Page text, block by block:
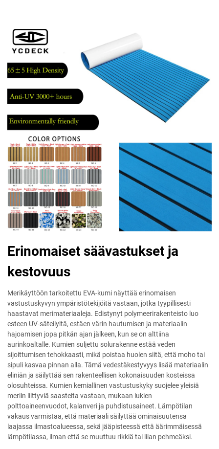
Erinomaiset säävastukset ja
kestovuus
Merikäyttöön tarkoitettu EVA-kumi näyttää erinomaisen
vastustuskyvyn ympäristötekijöitä vastaan, jotka tyypillisesti
haastavat merimateriaaleja. Edistynyt polymeerirakenteisto luo
esteen UV-säteilyltä, estäen värin hautumisen ja materiaalin
hajoamisen jopa pitkän ajan jälkeen, kun se on alttiina
aurinkoaltalle. Kumien suljettu solurakenne estää veden
sijoittumisen tehokkaasti, mikä poistaa huolen siitä, että moho tai
sipuli kasvaa pinnan alla. Tämä vedestäkestyvyys lisää materiaalin
eliniän ja säilyttää sen rakenteellisen kokonaisuuden kosteissa
olosuhteissa. Kumien kemiallinen vastustuskyky suojelee yleisiä
meriin liittyviä saasteita vastaan, mukaan lukien
polttoaineenvuodot, kalanveri ja puhdistusaineet. Lämpötilan
vakaus varmistaa, että materiaali säilyttää ominaisuutensa
laajassa ilmastoalueessa, sekä jääpisteessä että äärimmäisessä
lämpötilassa, ilman että se muuttuu rikkiä tai liian pehmeäksi.